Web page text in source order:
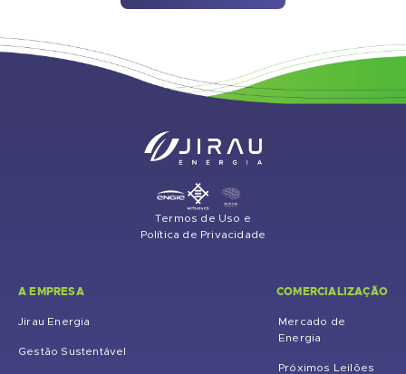
Termos de Uso e
Política de Privacidade
A EMPRESA
Jirau Energia
Gestão Sustentável
COMERCIALIZAÇÃO
Mercado de
Energia
Próximos Leilões